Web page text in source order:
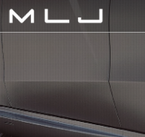
PRODUCTS
SNS
COMPANY